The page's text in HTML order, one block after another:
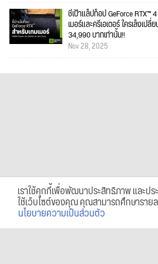
ชี้เป้าแล็ปท็อป GeForce RTX™
เมอร์และครีเอเตอร์ ใครเล็งเป
34,990 บาทเท่านั้น!!
Nov 28, 2025
เราใช้คุกกี้เพื่อพัฒนาประสิทธิภาพ และป
ใช้เว็บไซต์ของคุณ คุณสามารถศึกษาราย
นโยบายความเป็นส่วนตัว